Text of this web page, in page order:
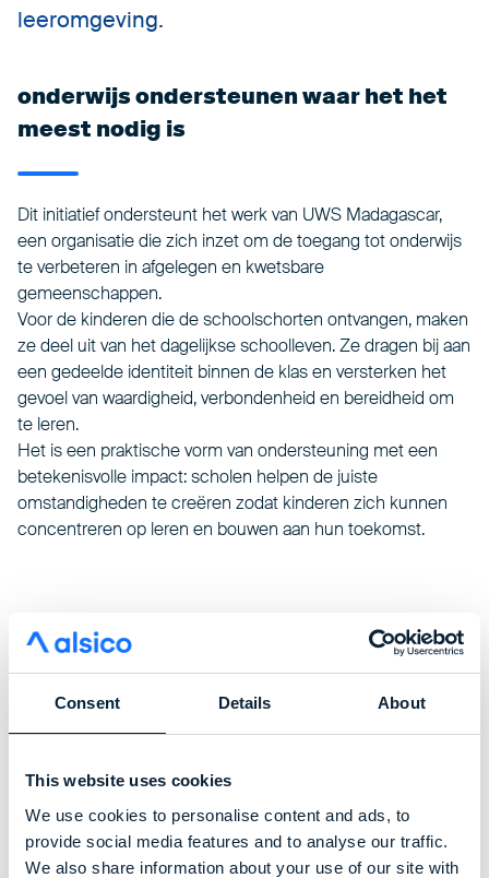
Consent Details About
This website uses cookies
We use cookies to personalise content and ads, to
provide social media features and to analyse our traffic.
We also share information about your use of our site with
leeromgeving.
onderwijs ondersteunen waar het het
meest nodig is
Dit initiatief ondersteunt het werk van UWS Madagascar,
een organisatie die zich inzet om de toegang tot onderwijs
te verbeteren in afgelegen en kwetsbare
gemeenschappen.
Voor de kinderen die de schoolschorten ontvangen, maken
ze deel uit van het dagelijkse schoolleven. Ze dragen bij aan
een gedeelde identiteit binnen de klas en versterken het
gevoel van waardigheid, verbondenheid en bereidheid om
te leren.
Het is een praktische vorm van ondersteuning met een
betekenisvolle impact: scholen helpen de juiste
omstandigheden te creëren zodat kinderen zich kunnen
concentreren op leren en bouwen aan hun toekomst.